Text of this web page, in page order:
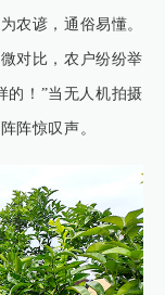
农谚，通俗易懂。
对比，农户纷纷举
的！”当无人机拍摄
阵惊叹声。